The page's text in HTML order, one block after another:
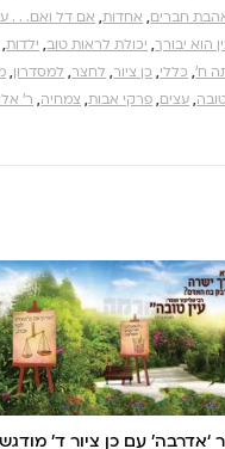
חברים, אחדות, אם דל ואם. . .
הוא יבורך, יכולת לראות טוב, ילדות,
ח', כללי, כן ציור, לחצר, למסדרון,
, עצים, פרקי אבות, צמחיה, ר'
‘אדרבה’ עם כן ציור ד’